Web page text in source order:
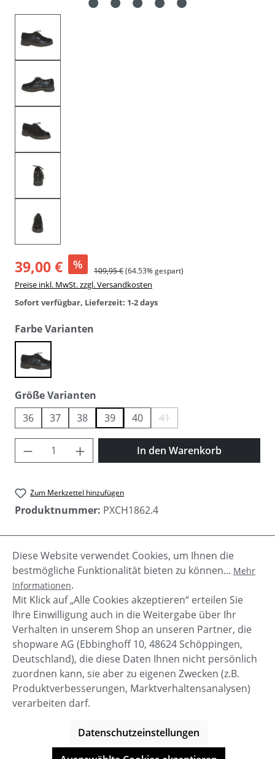
39,00 € % 109,95 €(64.53% gespart)
Preise inkl. MwSt. zzgl. Versandkosten
Sofort verfügbar, Lieferzeit: 1-2 days
Farbe Varianten
marino
Größe Varianten
36
37 38 39 40 41(Diese Option ist zurzeit nicht
Produkt Anzahl: Gib den gewünschten
In den Warenkorb
Zum Merkzettel hinzufügen
Produktnummer: PXCH1862.4
Beschreibung
Der Salt ist ein Halbschuh mit dicker Sohle und
metallischem Glitter. Er ist aus Leder und mit
Schnürrern zu binden.Mehr
Service-Hotline
Informationen
Diese Website verwendet Cookies, um Ihnen die
bestmögliche Funktionalität bieten zu können... Mehr
Informationen.
Mit Klick auf „Alle Cookies akzeptieren“ erteilen Sie
Ihre Einwilligung auch in die Weitergabe über Ihr
Verhalten in unserem Shop an unseren Partner, die
shopware AG (Ebbinghoff 10, 48624 Schöppingen,
Deutschland), die diese Daten Ihnen nicht persönlich
zuordnen kann, sie aber zu eigenen Zwecken (z.B.
Produktverbesserungen, Marktverhaltensanalysen)
verarbeiten darf.
Datenschutzeinstellungen